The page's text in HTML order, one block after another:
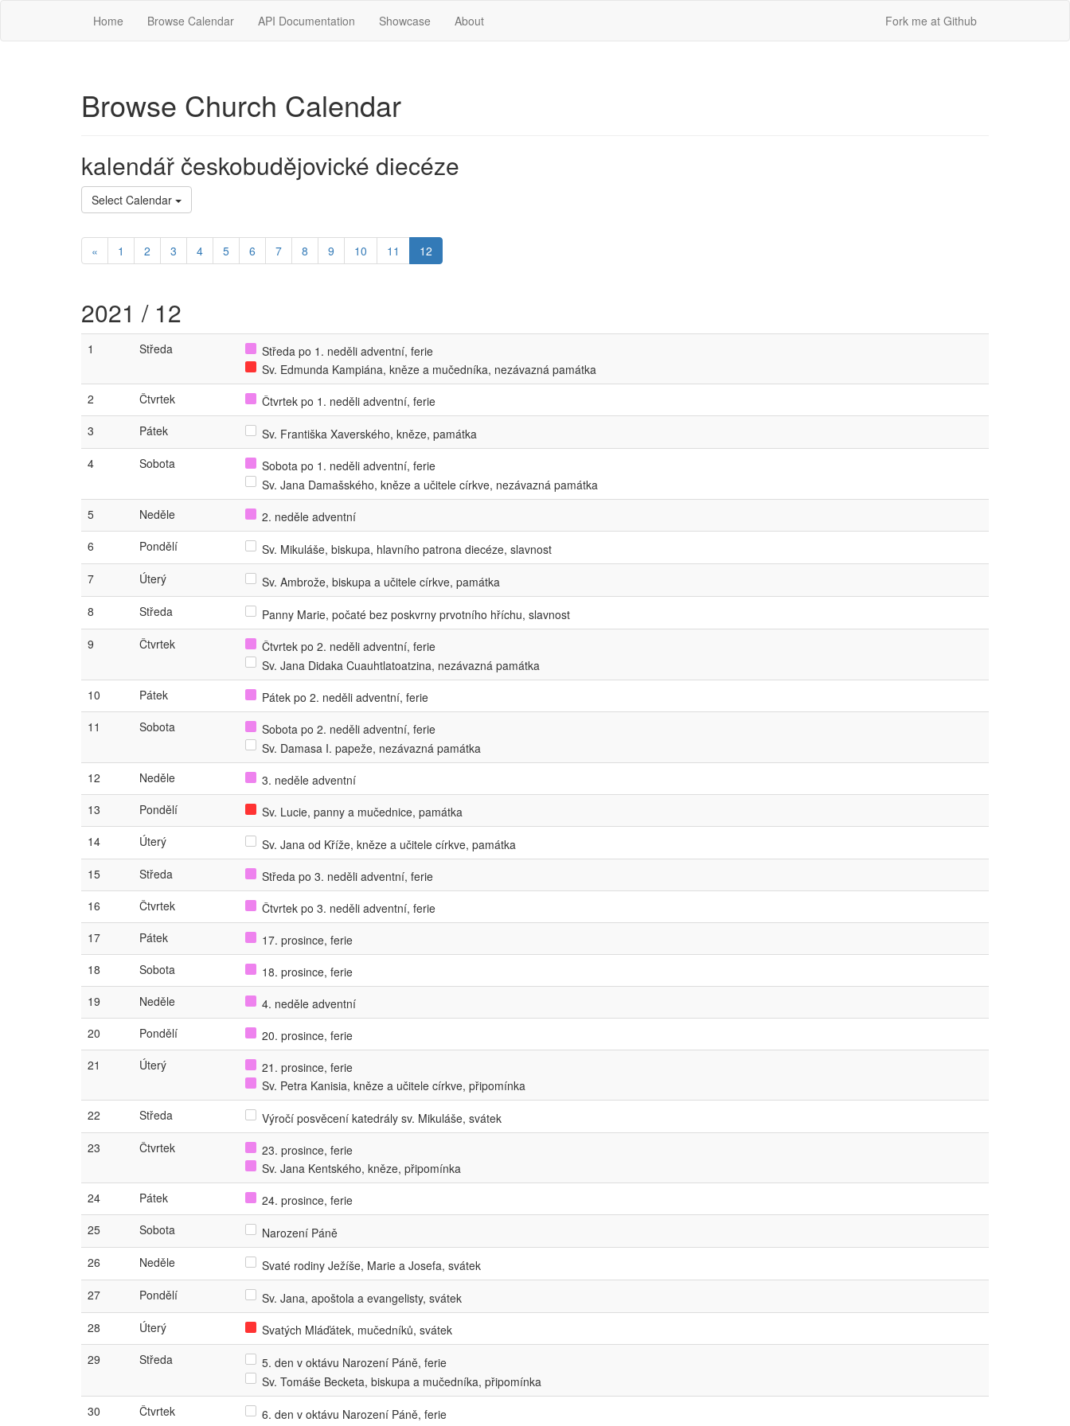
Home Browse Calendar API Documentation Showcase About Fork me at Github
Browse Church Calendar
kalendář českobudějovické diecéze
Select Calendar
« 1 2 3 4 5 6 7 8 9 10 11 12
2021 / 12
1 Středa
Středa po 1. neděli adventní, ferie
Sv. Edmunda Kampiána, kněze a mučedníka, nezávazná památka
2
Čtvrtek
Čtvrtek po 1. neděli adventní, ferie
3
Pátek
Sv. Františka Xaverského, kněze, památka
4
Sobota
Sobota po 1. neděli adventní, ferie
Sv. Jana Damašského, kněze a učitele církve, nezávazná památka
5
Neděle
2. neděle adventní
6
Pondělí
Sv. Mikuláše, biskupa, hlavního patrona diecéze, slavnost
7
Úterý
Sv. Ambrože, biskupa a učitele církve, památka
8
Středa
Panny Marie, počaté bez poskvrny prvotního hříchu, slavnost
9
Čtvrtek
Čtvrtek po 2. neděli adventní, ferie
Sv. Jana Didaka Cuauhtlatoatzina, nezávazná památka
10
Pátek
Pátek po 2. neděli adventní, ferie
11
Sobota
Sobota po 2. neděli adventní, ferie
Sv. Damasa I. papeže, nezávazná památka
12
Neděle
3. neděle adventní
13
Pondělí
Sv. Lucie, panny a mučednice, památka
14
Úterý
Sv. Jana od Kříže, kněze a učitele církve, památka
15
Středa
Středa po 3. neděli adventní, ferie
16
Čtvrtek
Čtvrtek po 3. neděli adventní, ferie
17
Pátek
17. prosince, ferie
18
Sobota
18. prosince, ferie
19
Neděle
4. neděle adventní
20
Pondělí
20. prosince, ferie
21
Úterý
21. prosince, ferie
Sv. Petra Kanisia, kněze a učitele církve, připomínka
22
Středa
Výročí posvěcení katedrály sv. Mikuláše, svátek
23
Čtvrtek
23. prosince, ferie
Sv. Jana Kentského, kněze, připomínka
24
Pátek
24. prosince, ferie
25
Sobota
Narození Páně
26
Neděle
Svaté rodiny Ježíše, Marie a Josefa, svátek
27
Pondělí
Sv. Jana, apoštola a evangelisty, svátek
28
Úterý
Svatých Mláďátek, mučedníků, svátek
29
Středa
5. den v oktávu Narození Páně, ferie
Sv. Tomáše Becketa, biskupa a mučedníka, připomínka
30
Čtvrtek 6. den v oktávu Narození Páně, ferie